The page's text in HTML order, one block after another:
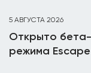
5 АВГУСТА 2026
Открыто бета-
режима